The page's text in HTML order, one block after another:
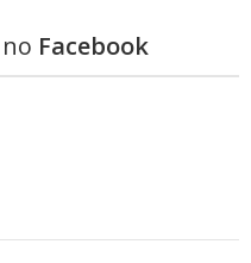
Facebook